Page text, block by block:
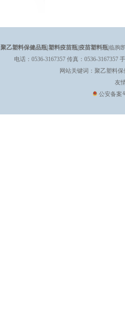
聚乙塑料保健品瓶| 塑料疫苗瓶| 疫苗塑料瓶|临朐
电话：0536-3167357 传真：0536-3167357
网站关键词： 聚乙塑料保
友
公安备案